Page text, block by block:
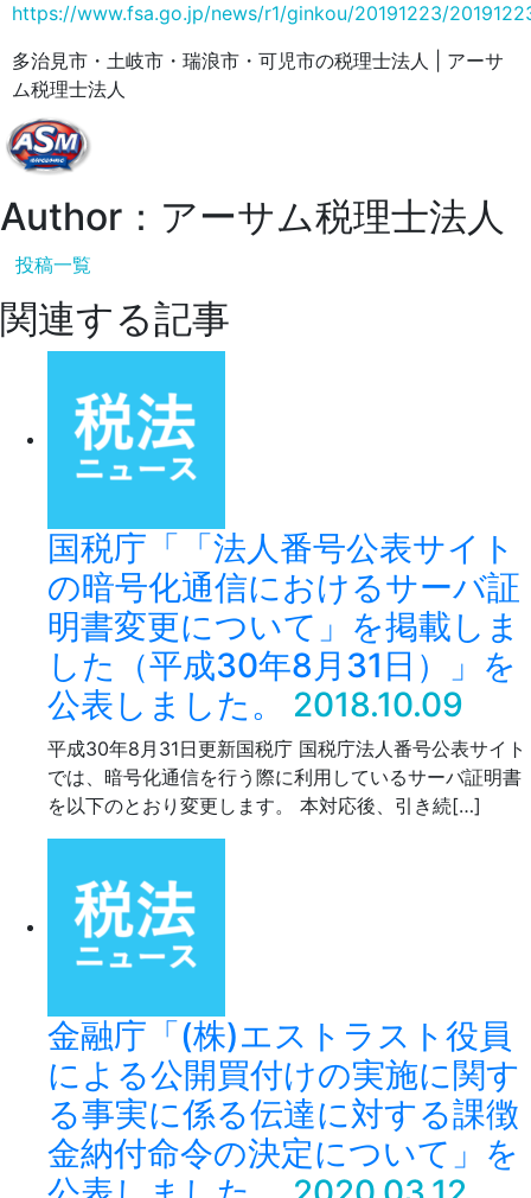
https://www.fsa.go.jp/news/r1/ginkou/20191223/
多治見市・土岐市・瑞浪市・可児市の税理士法人 | アーサ
ム税理士法人
Author：アーサム税理士法人
投稿一覧
関連する記事
国税庁「「法人番号公表サイト
の暗号化通信におけるサーバ証
明書変更について」を掲載しま
した（平成30年8月31日）」を
公表しました。
2018.10.09
平成30年8月31日更新国税庁 国税庁法人番号公表サイト
では、暗号化通信を行う際に利用しているサーバ証明書
を以下のとおり変更します。 本対応後、引き続[…]
金融庁「(株)エストラスト役員
による公開買付けの実施に関す
る事実に係る伝達に対する課徴
金納付命令の決定について」を